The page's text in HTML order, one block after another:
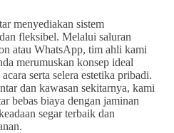
menyediakan sistem
fleksibel. Melalui saluran
atau WhatsApp, tim ahli kami
merumuskan konsep ideal
serta selera estetika pribadi.
dan kawasan sekitarnya, kami
bebas biaya dengan jaminan
segar terbaik dan